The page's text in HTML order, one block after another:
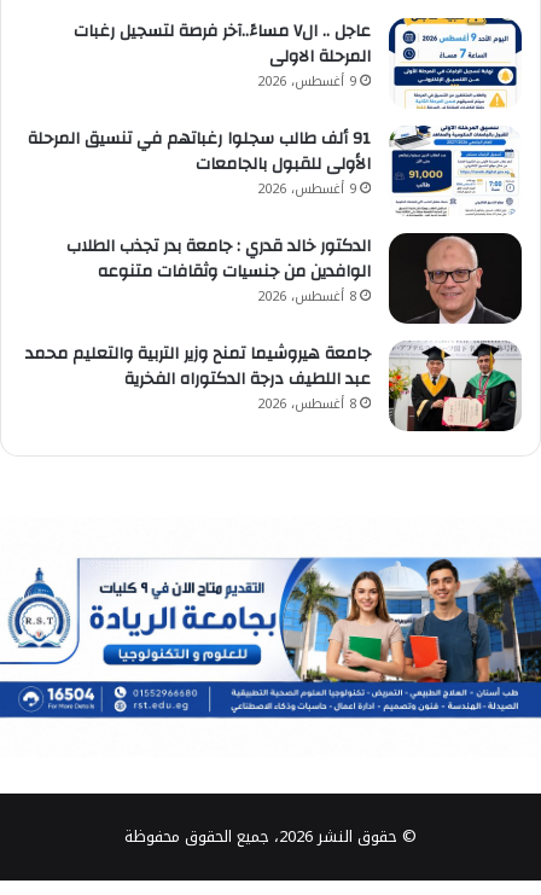
عاجل .. ال٧ مساءً..آخر فرصة لتسجيل رغبات
المرحلة الاولى
9 أغسطس، 2026
91 ألف طالب سجلوا رغباتهم في تنسيق المرحلة
الأولى للقبول بالجامعات
9 أغسطس، 2026
الدكتور خالد قدري : جامعة بدر تجذب الطلاب
الوافدين من جنسيات وثقافات متنوعه
8 أغسطس، 2026
جامعة هيروشيما تمنح وزير التربية والتعليم محمد
عبد اللطيف درجة الدكتوراه الفخرية
8 أغسطس، 2026
© حقوق النشر 2026، جميع الحقوق محفوظة